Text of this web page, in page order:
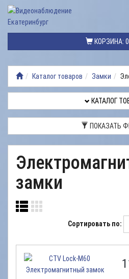
КОРЗИНА:
ТОВАРОВ
МОНТАЖ
РЕМОНТ
ДОСТАВКА
НАШИ
РАБОТЫ
Каталог товаров Замки
КАТАЛОГ
ПОКАЗАТЬ
замки
Сортировать по: